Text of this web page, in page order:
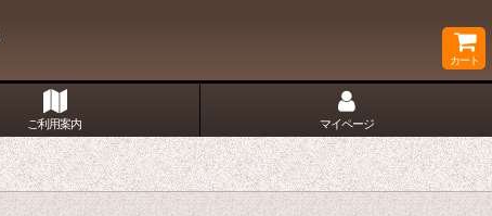
カート
ご利用案内 マイページ